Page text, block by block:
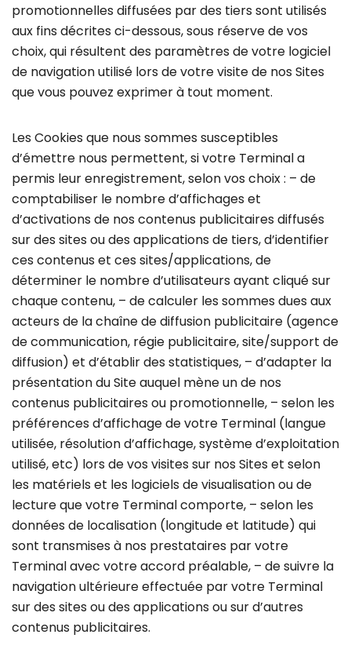
promotionnelles diffusées par des tiers sont utilisés
aux fins décrites ci-dessous, sous réserve de vos
choix, qui résultent des paramètres de votre logiciel
de navigation utilisé lors de votre visite de nos Sites
que vous pouvez exprimer à tout moment.
Les Cookies que nous sommes susceptibles
d’émettre nous permettent, si votre Terminal a
permis leur enregistrement, selon vos choix : – de
comptabiliser le nombre d’affichages et
d’activations de nos contenus publicitaires diffusés
sur des sites ou des applications de tiers, d’identifier
ces contenus et ces sites/applications, de
déterminer le nombre d’utilisateurs ayant cliqué sur
chaque contenu, – de calculer les sommes dues aux
acteurs de la chaîne de diffusion publicitaire (agence
de communication, régie publicitaire, site/support de
diffusion) et d’établir des statistiques, – d’adapter la
présentation du Site auquel mène un de nos
contenus publicitaires ou promotionnelle, – selon les
préférences d’affichage de votre Terminal (langue
utilisée, résolution d’affichage, système d’exploitation
utilisé, etc) lors de vos visites sur nos Sites et selon
les matériels et les logiciels de visualisation ou de
lecture que votre Terminal comporte, – selon les
données de localisation (longitude et latitude) qui
sont transmises à nos prestataires par votre
Terminal avec votre accord préalable, – de suivre la
navigation ultérieure effectuée par votre Terminal
sur des sites ou des applications ou sur d’autres
contenus publicitaires.